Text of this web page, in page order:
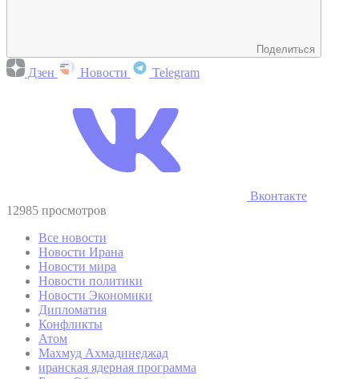
Поделиться
Дзен Новости Telegram
Вконтакте
12985 просмотров
Все новости
Новости Ирана
Новости мира
Новости политики
Новости Экономики
Дипломатия
Конфликты
Атом
Махмуд Ахмадинеджад
иранская ядерная программа